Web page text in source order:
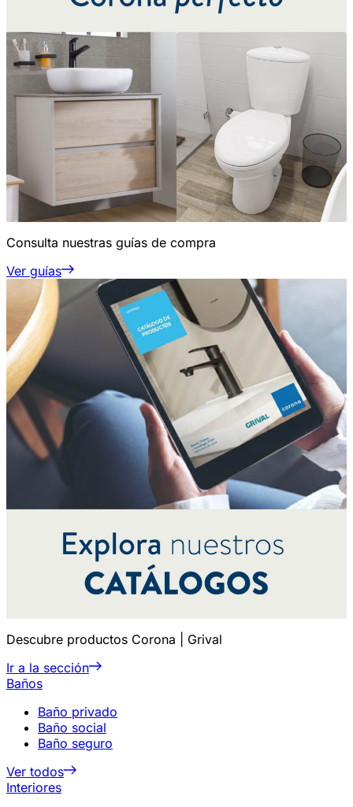
Consulta nuestras guías de compra
Ver guías
Descubre productos Corona | Grival
Ir a la sección
Baños
Baño privado
Baño social
Baño seguro
Ver todos
Interiores